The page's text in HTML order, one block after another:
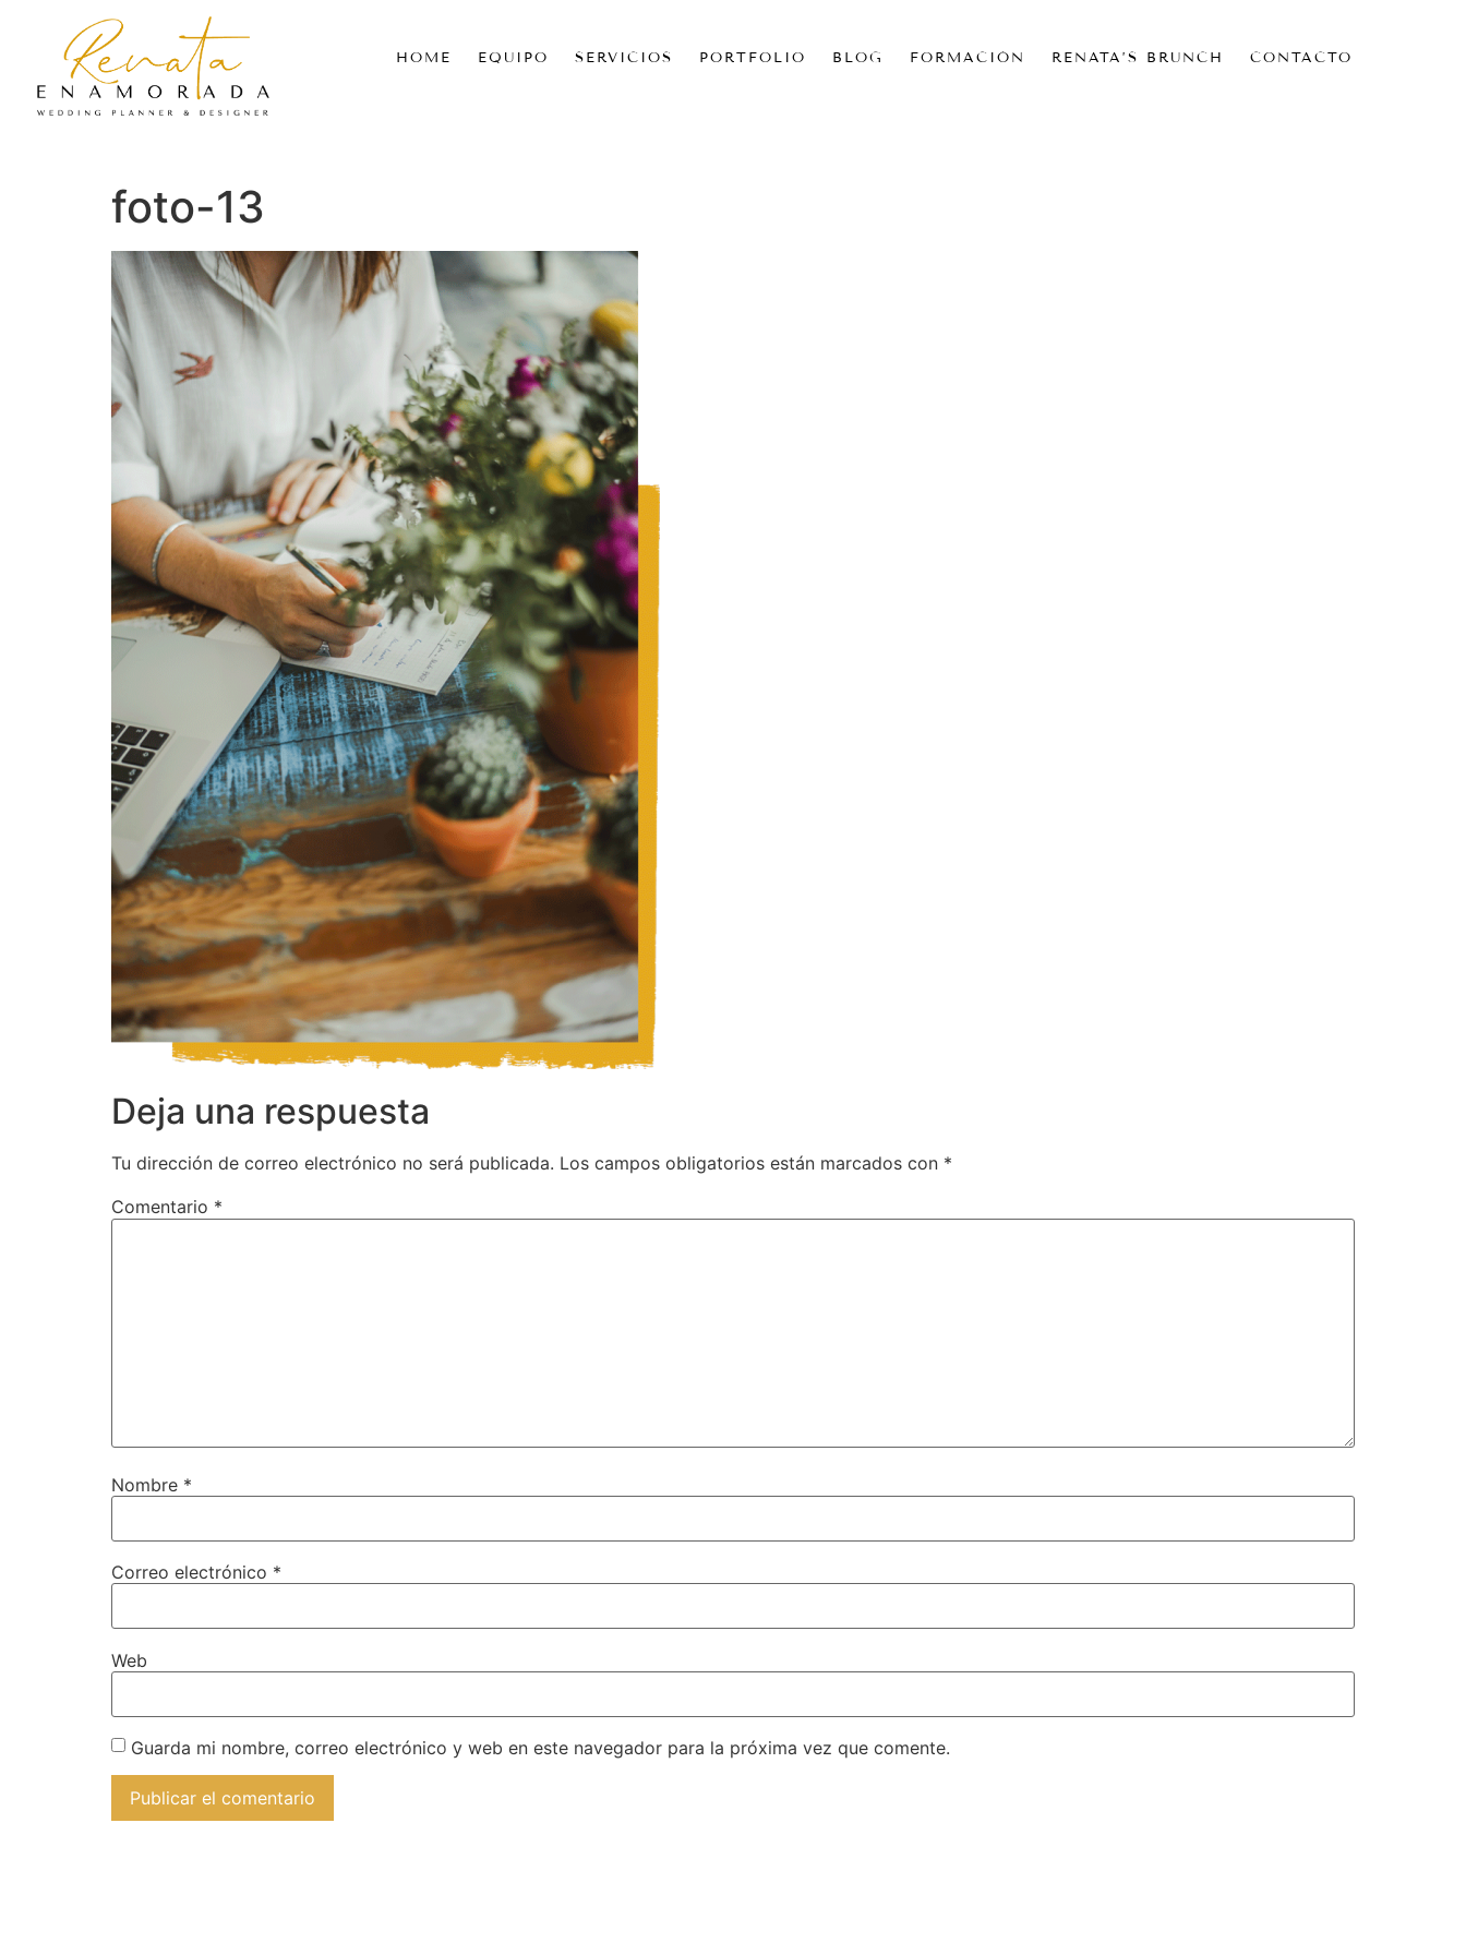
HOME EQUIPO SERVICIOS PORTFOLIO BLOG FORMACIÓN RENATA’S BRUNCH CONTACTO
foto-13
Deja una respuesta
Tu dirección de correo electrónico no será publicada. Los campos obligatorios están marcados con *
Comentario *
Nombre *
Correo electrónico *
Web
Guarda mi nombre, correo electrónico y web en este navegador para la próxima vez que comente.